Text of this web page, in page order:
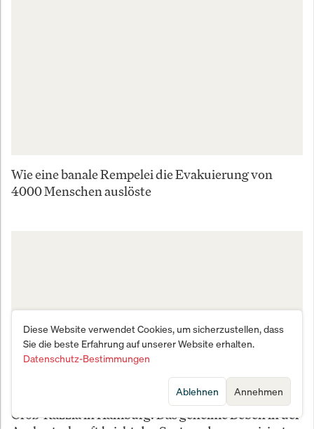
Wie eine banale Rempelei die Evakuierung von
4000 Menschen auslöste
Groß-Razzia in Hamburg: Das geheime Beben in der
Diese Website verwendet Cookies, um sicherzustellen, dass
Sie die beste Erfahrung auf unserer Website erhalten.
Datenschutz-Bestimmungen
Annehmen
Ablehnen